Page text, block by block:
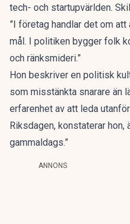
tech- och startupvärlden.
”I företag handlar det om
mål. I politiken bygger folk
och ränksmideri.”
Hon beskriver en politisk
som misstänkta snarare än
erfarenhet av att leda
Riksdagen, konstaterar hon,
gammaldags.”
ANNONS